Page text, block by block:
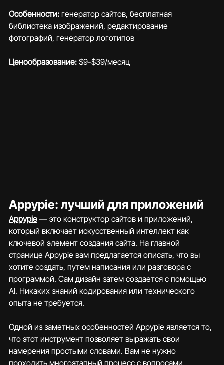
Особенности: генератор сайтов, бесплатная
библиотека изображений, редактирование
фотографий, генератор логотипов
Ценообразование: $9-$39/месяц
Appypie: лучший для приложений
Appypie — это конструктор сайтов и приложений,
который включает искусственный интеллект как
ключевой элемент создания сайта. На главной
странице Appypie вам предлагается описать, что вы
хотите создать, путем написания или разговора с
программой. Сам дизайн затем создается с помощью
AI. Никаких знаний кодирования или технического
опыта не требуется.
Одной из заметных особенностей Appypie является то,
что этот инструмент позволяет выражать свои
намерения простыми словами. Вам не нужно
проходить многоэтапный процесс с вопросами,